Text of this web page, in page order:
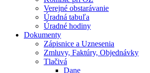
Verejné obstarávanie
Úradná tabuľa
Úradné hodiny
Dokumenty
Zápisnice a Uznesenia
Zmluvy, Faktúry, Objednávky
Tlačivá
Dane